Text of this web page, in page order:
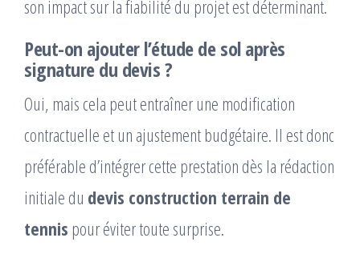
son impact sur la fiabilité du projet est déterminant.
Peut-on ajouter l’étude de sol après
signature du devis ?
Oui, mais cela peut entraîner une modification
contractuelle et un ajustement budgétaire. Il est donc
préférable d’intégrer cette prestation dès la rédaction
initiale du devis construction terrain de
tennis pour éviter toute surprise.